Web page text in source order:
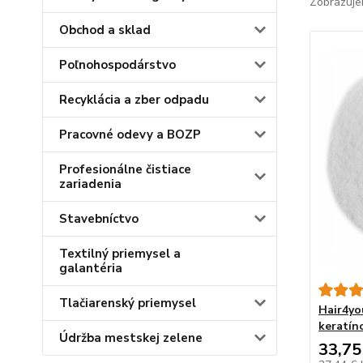
Obchod a sklad
Poľnohospodárstvo
Recyklácia a zber odpadu
Pracovné odevy a BOZP
Profesionálne čistiace
zariadenia
Stavebníctvo
Textilný priemysel a
galantéria
Tlačiarenský priemysel
Údržba mestskej zelene